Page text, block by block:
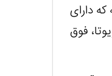
دارای
فوق